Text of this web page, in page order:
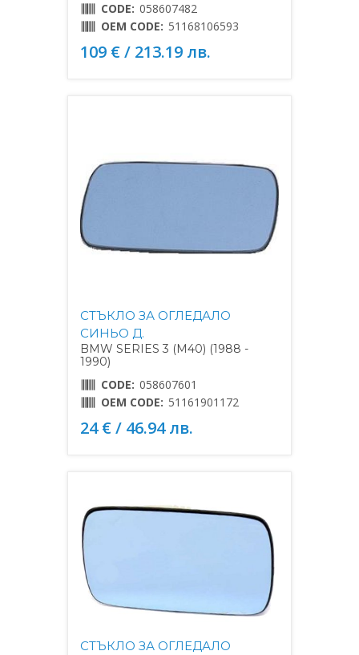
CODE: 058607482
OEM CODE: 51168106593
109 € / 213.19 лв.
СТЪКЛО ЗА ОГЛЕДАЛО
СИНЬО Д.
BMW SERIES 3 (M40) (1988 -
1990)
CODE: 058607601
OEM CODE: 51161901172
24 € / 46.94 лв.
СТЪКЛО ЗА ОГЛЕДАЛО